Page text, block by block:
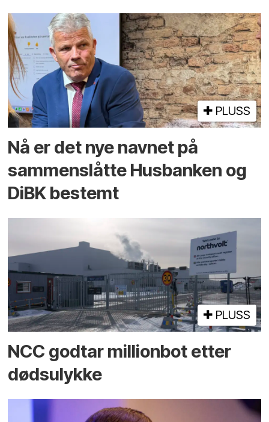
PLUSS
Nå er det nye navnet på
sammenslåtte Husbanken og
DiBK bestemt
PLUSS
NCC godtar millionbot etter
dødsulykke